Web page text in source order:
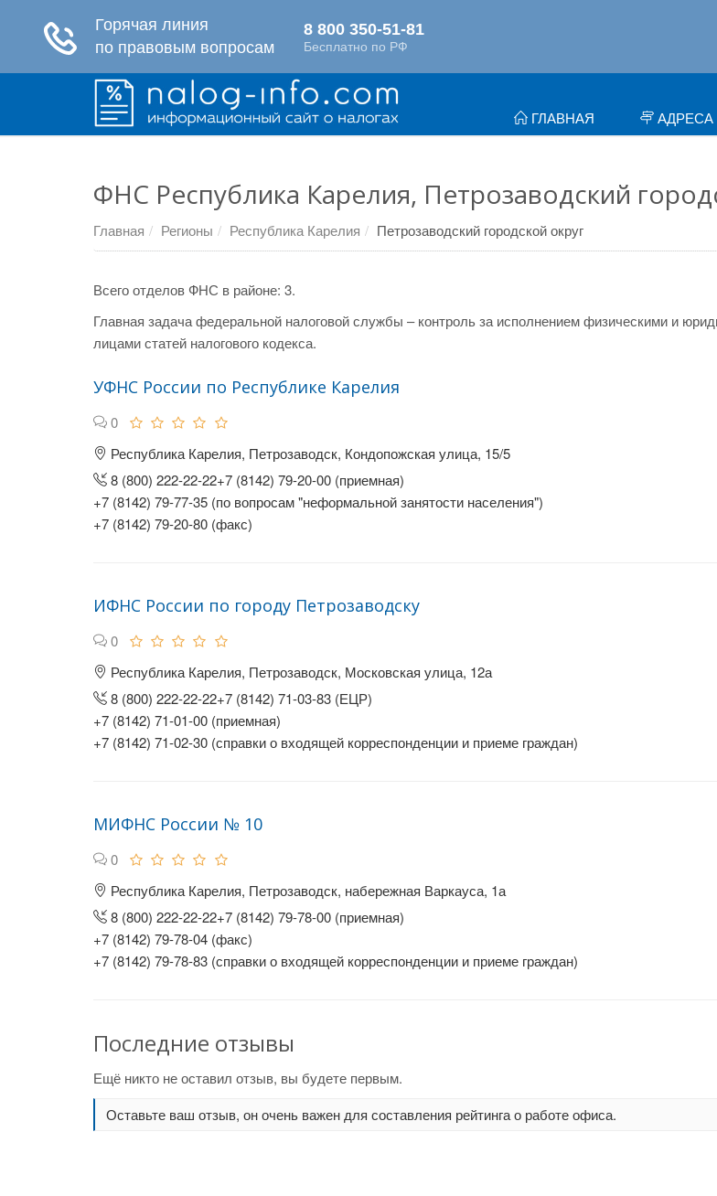
ГЛАВНАЯ АДРЕСА
ФНС Республика Карелия, Петрозаводский
Главная Регионы Республика Карелия Петрозаводский городской округ
Всего отделов ФНС в районе: 3.
Главная задача федеральной налоговой службы – контроль за исполнением физическими и
лицами статей налогового кодекса.
УФНС России по Республике Карелия
0
Республика Карелия, Петрозаводск, Кондопожская улица, 15/5
8 (800) 222-22-22+7 (8142) 79-20-00 (приемная)
+7 (8142) 79-77-35 (по вопросам "неформальной занятости населения")
+7 (8142) 79-20-80 (факс)
ИФНС России по городу Петрозаводску
0
Республика Карелия, Петрозаводск, Московская улица, 12а
8 (800) 222-22-22+7 (8142) 71-03-83 (ЕЦР)
+7 (8142) 71-01-00 (приемная)
+7 (8142) 71-02-30 (справки о входящей корреспонденции и приеме граждан)
МИФНС России № 10
0
Республика Карелия, Петрозаводск, набережная Варкауса, 1а
8 (800) 222-22-22+7 (8142) 79-78-00 (приемная)
+7 (8142) 79-78-04 (факс)
+7 (8142) 79-78-83 (справки о входящей корреспонденции и приеме граждан)
Последние отзывы
Ещё никто не оставил отзыв, вы будете первым.
Оставьте ваш отзыв, он очень важен для составления рейтинга о работе офиса.